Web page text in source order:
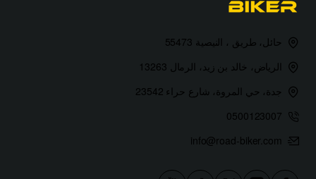
حائل، طريق ، النيصية 55473
الرياض، خالد بن زيد، الرمال 13263
جدة، حي المروة، شارع حراء 23542
0500123007
info@road-biker.com